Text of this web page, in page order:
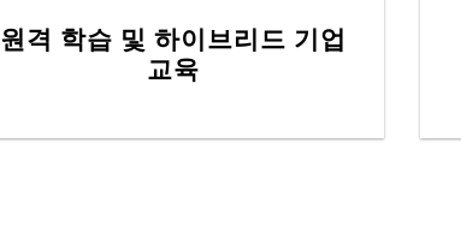
원격 학습 및 하이브리드 기업
교육